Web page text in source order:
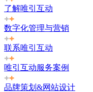
了解唯引互动
数字化管理与营销
联系唯引互动
唯引互动服务案例
品牌策划&网站设计